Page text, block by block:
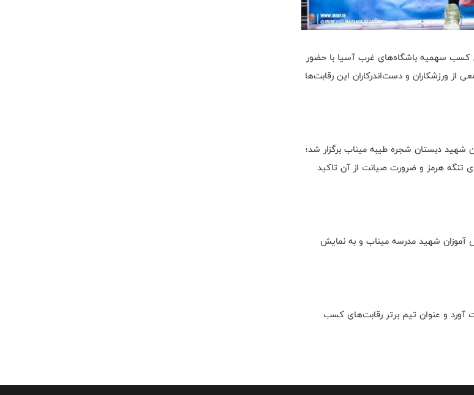
کسب سهمیه باشگاه‌های غرب آسیا با حضور
از ورزشکاران و دست‌اندرکاران این رقابت‌ها
شهید دبستان شجره طیبه میناب برگزار شد؛
تنگه هرمز و ضرورت صیانت از آن تاکید
آموزان شهید مدرسه میناب و به نمایش
آورد و عنوان تیم برتر رقابت‌های کسب